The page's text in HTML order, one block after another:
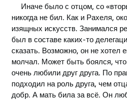
Иначе было с отцом, со
никогда не бил. Как и Рахеля,
изящных искусств. Занимался
был в составе каких-то
сказать. Возможно, он не хотел
молчал. Может быть боялся,
очень любили друг друга. По
подходил на роль друга, чем
добр. А мать била за всё. Он